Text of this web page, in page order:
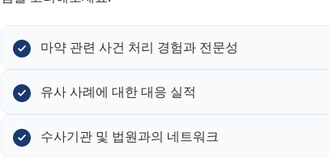
마약 관련 사건 처리 경험과 전문성
유사 사례에 대한 대응 실적
수사기관 및 법원과의 네트워크